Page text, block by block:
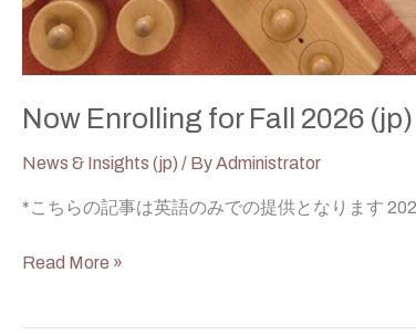
Now Enrolling for Fall 2026 (jp)
News & Insights (jp) / ByAdministrator
*こちらの記事は英語のみでの提供となります
Read More »